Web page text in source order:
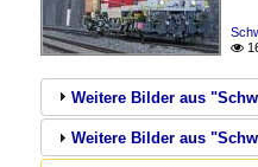

Weitere Bilder aus
Weitere Bilder aus